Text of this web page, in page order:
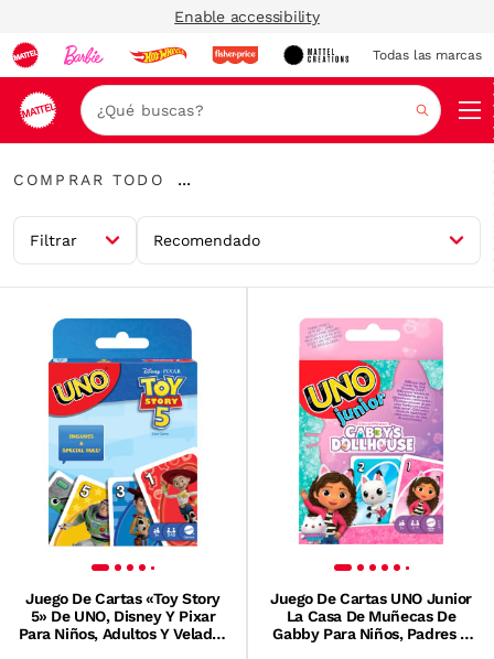
Enable accessibility
Todas las marcas
Buscar
Comprar
COMPRAR TODO
...
enlaces
Filtrar Recomendado
Juego De Cartas «Toy Story
5» De UNO, Disney Y Pixar
Para Niños, Adultos Y Veladas
Juego De Cartas UNO Junior
La Casa De Muñecas De
Gabby Para Niños, Padres Y